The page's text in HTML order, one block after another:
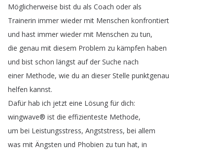
Möglicherweise bist du als Coach oder als
Trainerin immer wieder mit Menschen konfrontiert
und hast immer wieder mit Menschen zu tun,
die genau mit diesem Problem zu kämpfen haben
und bist schon längst auf der Suche nach
einer Methode, wie du an dieser Stelle punktgenau
helfen kannst.
Dafür hab ich jetzt eine Lösung für dich:
wingwave® ist die effizienteste Methode,
um bei Leistungsstress, Angststress, bei allem
was mit Ängsten und Phobien zu tun hat, in